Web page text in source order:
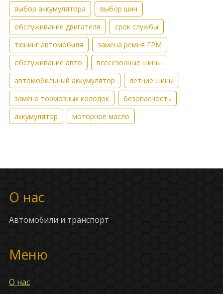
выбор аккумулятора
выбор шин
обслуживание двигателя
срок службы
тюнинг автомобиля
замена ремня ГРМ
обслуживание авто
всесезонные шины
автомобильный аккумулятор
летние шины
замена тормозных колодок
безопасность
аккумулятор
моторное масло
О нас
Автомобили и транспорт
Меню
О нас